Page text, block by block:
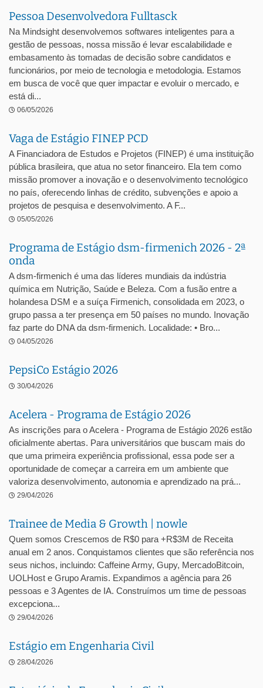
Pessoa Desenvolvedora Fulltasck
Na Mindsight desenvolvemos softwares inteligentes para a
gestão de pessoas, nossa missão é levar escalabilidade e
embasamento às tomadas de decisão sobre candidatos e
funcionários, por meio de tecnologia e metodologia. Estamos
em busca de você que quer impactar e evoluir o mercado, e
está di...
06/05/2026
Vaga de Estágio FINEP PCD
A Financiadora de Estudos e Projetos (FINEP) é uma instituição
pública brasileira, que atua no setor financeiro. Ela tem como
missão promover a inovação e o desenvolvimento tecnológico
no país, oferecendo linhas de crédito, subvenções e apoio a
projetos de pesquisa e desenvolvimento. A F...
05/05/2026
Programa de Estágio dsm-firmenich 2026 - 2ª
onda
A dsm-firmenich é uma das líderes mundiais da indústria
química em Nutrição, Saúde e Beleza. Com a fusão entre a
holandesa DSM e a suíça Firmenich, consolidada em 2023, o
grupo passa a ter presença em 50 países no mundo. Inovação
faz parte do DNA da dsm-firmenich. Localidade: • Bro...
04/05/2026
PepsiCo Estágio 2026
30/04/2026
Acelera - Programa de Estágio 2026
As inscrições para o Acelera - Programa de Estágio 2026 estão
oficialmente abertas. Para universitários que buscam mais do
que uma primeira experiência profissional, essa pode ser a
oportunidade de começar a carreira em um ambiente que
valoriza desenvolvimento, autonomia e aprendizado na prá...
29/04/2026
Trainee de Media & Growth | nowle
Quem somos Crescemos de R$0 para +R$3M de Receita
anual em 2 anos. Conquistamos clientes que são referência nos
seus nichos, incluindo: Caffeine Army, Gupy, MercadoBitcoin,
UOLHost e Grupo Aramis. Expandimos a agência para 26
pessoas e 3 Agentes de IA. Construímos um time de pessoas
excepciona...
29/04/2026
Estágio em Engenharia Civil
28/04/2026